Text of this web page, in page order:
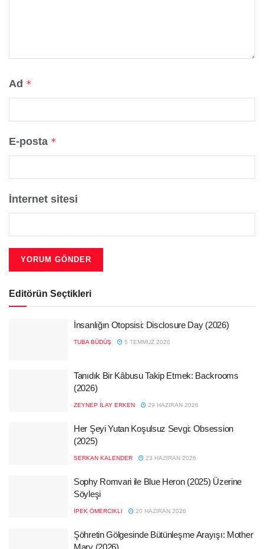
Ad *
E-posta *
İnternet sitesi
Editörün Seçtikleri
İnsanlığın Otopsisi: Disclosure Day (2026)
TUBA BÜDÜŞ 5 TEMMUZ 2026
Tanıdık Bir Kâbusu Takip Etmek: Backrooms
(2026)
ZEYNEP İLAY ERKEN 29 HAZIRAN 2026
Her Şeyi Yutan Koşulsuz Sevgi: Obsession
(2025)
SERKAN KALENDER 23 HAZIRAN 2026
Sophy Romvari ile Blue Heron (2025) Üzerine
Söyleşi
İPEK ÖMERCIKLI 20 HAZIRAN 2026
Şöhretin Gölgesinde Bütünleşme Arayışı: Mother